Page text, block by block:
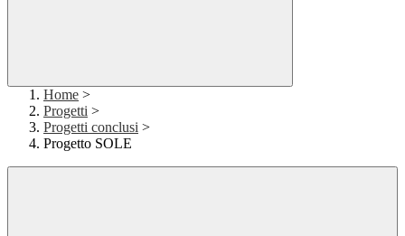
Home >
Progetti >
Progetti conclusi >
Progetto SOLE